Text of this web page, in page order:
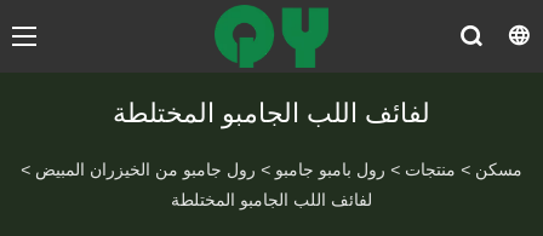
​لفائف اللب الجامبو المختلطة
مسكن > منتجات > رول بامبو جامبو > رول جامبو من الخيزران المبيض >
لفائف اللب الجامبو المختلطة